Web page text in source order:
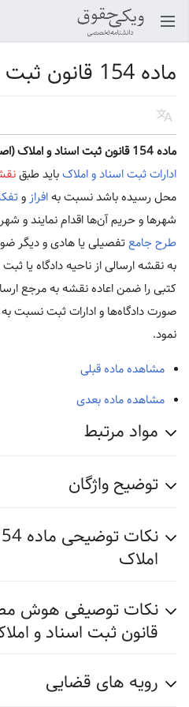
باز کردن منو اصلی
ماده 154 قانون ثبت اسناد و املاک
زبان
ماده 154 قانون ثبت اسناد و املاک (اصلاحی 1365/04/31)
ادارات ثبت اسناد و املاکباید طبق
محل رسیده باشد نسبت بهافرازو
شهر‌ها و حریم آن‌ها اقدام نمایند و
طرح جامعتفصیلی یا هادی و دیگر
به نقشه ارسالی از ناحیه دادگاه یا
کتبی را ضمن اعاده نقشه به مرجع
صورت دادگاه‌ها و ادارات ثبت نسبت به
نمود.
مشاهده ماده قبلی
مشاهده ماده بعدی
مواد مرتبط
توضیح واژگان
املاک
قانون ثبت اسناد و
رویه های قضایی